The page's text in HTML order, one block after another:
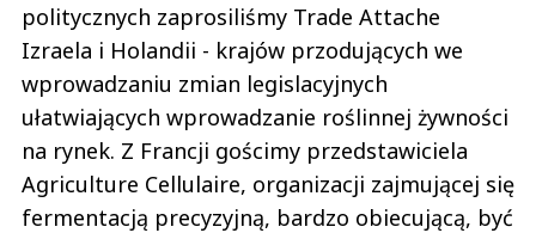
politycznych zaprosiliśmy Trade Attache
Izraela i Holandii - krajów przodujących we
wprowadzaniu zmian legislacyjnych
ułatwiających wprowadzanie roślinnej żywności
na rynek. Z Francji gościmy przedstawiciela
Agriculture Cellulaire, organizacji zajmującej się
fermentacją precyzyjną, bardzo obiecującą, być